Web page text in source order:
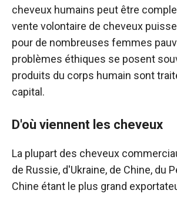
cheveux humains peut être
vente volontaire de cheveux
pour de nombreuses femmes
problèmes éthiques se posent
produits du corps humain sont
capital.
D'où viennent les cheveux
La plupart des cheveux
de Russie, d'Ukraine, de Chine, du
Chine étant le plus grand